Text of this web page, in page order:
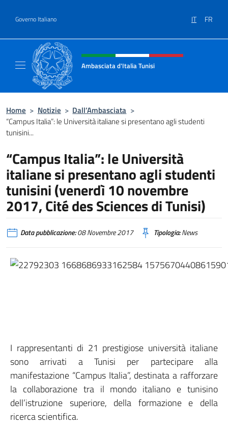
Governo Italiano IT FR
Intestazione sito, social e menù
Ambasciata d'Italia Tunisi
Home > Notizie > Dall’Ambasciata >
“Campus Italia”: le Università italiane si presentano agli studenti
tunisini...
“Campus Italia”: le Università
italiane si presentano agli studenti
tunisini (venerdì 10 novembre
2017, Cité des Sciences di Tunisi)
Data pubblicazione:08 Novembre 2017 Tipologia:News
I rappresentanti di 21 prestigiose università italiane
sono arrivati a Tunisi per partecipare alla
manifestazione “Campus Italia”, destinata a rafforzare
la collaborazione tra il mondo italiano e tunisino
dell’istruzione superiore, della formazione e della
ricerca scientifica.